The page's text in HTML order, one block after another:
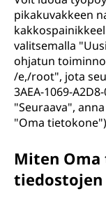
pikakuvakkeen
valitsemalla
ohjatun
/e,/root", jota
3AEA-1069-
"Seuraava",
"Oma
Miten